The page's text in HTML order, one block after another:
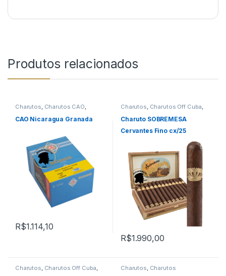
Produtos relacionados
Charutos Charutos CAO
Charutos Nicaragua Charutos
Off Cuba
CAO Nicaragua Granada
R$1.114,10
Charutos Charutos Off Cuba
Charutos Sobremesa
Charuto SOBREMESA
Cervantes Fino cx/25
R$1.990,00
Charutos Charutos Off Cuba
Primeira Página
Charutos Charutos
Sobremesa